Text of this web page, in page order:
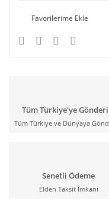
Tüm Türkiye'ye
Tüm Türkiye ve Dünyaya
Senetli Ödeme
Elden Taksit İmkanı